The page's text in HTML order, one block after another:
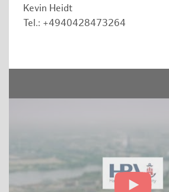
Kevin Heidt
Tel.: +4940428473264